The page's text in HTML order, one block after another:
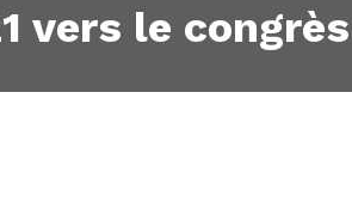
vers le congrès